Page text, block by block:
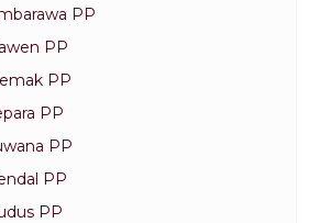
PP
PP
PP
PP
PP
PP
PP